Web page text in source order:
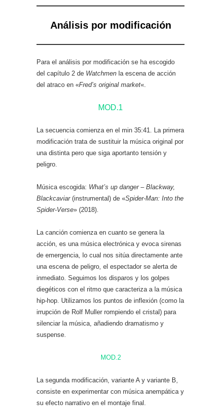
Análisis por modificación
Para el análisis por modificación se ha escogido
del capítulo 2 de Watchmen la escena de acción
del atraco en «Fred’s original market«.
MOD.1
La secuencia comienza en el min 35:41. La primera
modificación trata de sustituir la música original por
una distinta pero que siga aportanto tensión y
peligro.
Música escogida: What’s up danger – Blackway,
Blackcaviar(instrumental) de «Spider-Man: Into the
Spider-Verse» (2018).
La canción comienza en cuanto se genera la
acción, es una música electrónica y evoca sirenas
de emergencia, lo cual nos sitúa directamente ante
una escena de peligro, el espectador se alerta de
inmediato. Seguimos los disparos y los golpes
diegéticos con el ritmo que caracteriza a la música
hip-hop. Utilizamos los puntos de inflexión (como la
irrupción de Rolf Muller rompiendo el cristal) para
silenciar la música, añadiendo dramatismo y
suspense.
MOD.2
La segunda modificación, variante A y variante B,
consiste en experimentar con música anempática y
su efecto narrativo en el montaje final.